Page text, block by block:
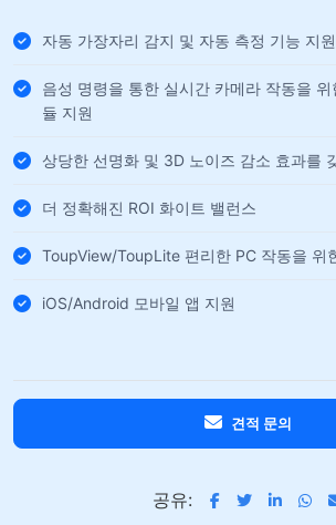
자동 가장자리 감지 및 자동 측정 기능 지원
음성 명령을 통한 실시간 카메라 작동을
듈 지원
상당한 선명화 및 3D 노이즈 감소 효과를
더 정확해진 ROI 화이트 밸런스
ToupView/ToupLite 편리한 PC 작동을 위
iOS/Android 모바일 앱 지원
견적 문의
공유: